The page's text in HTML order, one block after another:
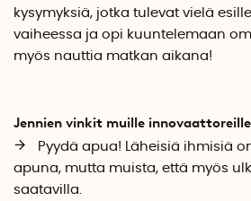
kysymyksiä, jotka tulevat vielä
vaiheessa ja opi kuuntelemaan
myös nauttia matkan aikana!
Jennien vinkit muille
Pyydä apua! Läheisiä ihmisiä
apuna, mutta muista, että myös
saatavilla.